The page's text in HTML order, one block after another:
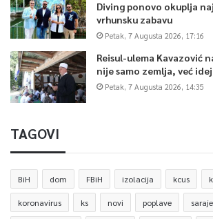
Diving ponovo okuplja
vrhunsku zabavu
Petak, 7 Augusta 2026, 17:16
Reisul-ulema Kavazović
nije samo zemlja, već
Petak, 7 Augusta 2026, 14:35
TAGOVI
BiH dom FBiH izolacija kcus
koronavirus ks novi poplave